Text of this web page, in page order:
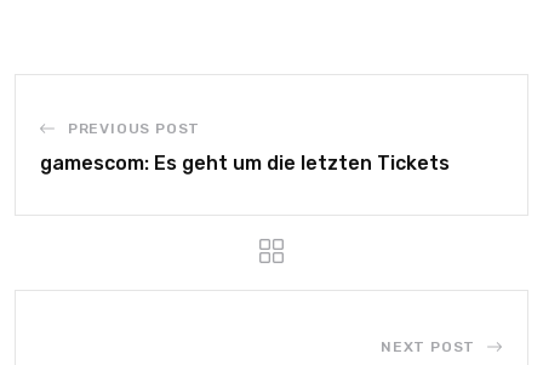
PREVIOUS POST
gamescom: Es geht um die letzten Tickets
NEXT POST